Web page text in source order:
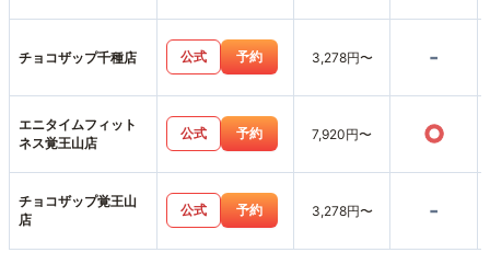
チョコザップ千種店 公式 予約 3,278円〜 -
エニタイムフィット
ネス覚王山店
公式 予約 7,920円〜 ○
チョコザップ覚王山
店
公式 予約 3,278円〜 -